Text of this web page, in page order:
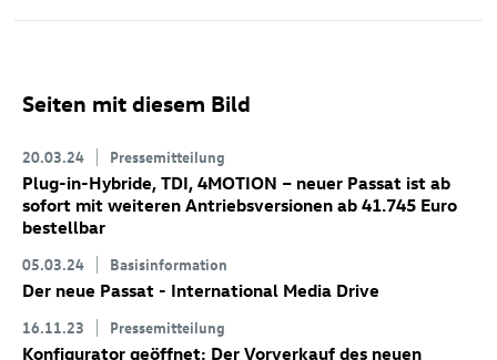
Seiten mit diesem Bild
20.03.24 Pressemitteilung
Plug-in-Hybride, TDI, 4MOTION – neuer Passat ist ab
sofort mit weiteren Antriebsversionen ab 41.745 Euro
bestellbar
05.03.24 Basisinformation
Der neue Passat - International Media Drive
16.11.23 Pressemitteilung
Konfigurator geöffnet: Der Vorverkauf des neuen